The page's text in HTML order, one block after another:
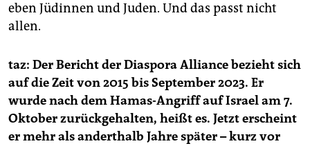
eben Jüdinnen und Juden. Und das passt nicht
allen.
taz: Der Bericht der Diaspora Alliance bezieht sich
auf die Zeit von 2015 bis September 2023. Er
wurde nach dem Hamas-Angriff auf Israel am 7.
Oktober zurückgehalten, heißt es. Jetzt erscheint
er mehr als anderthalb Jahre später – kurz vor